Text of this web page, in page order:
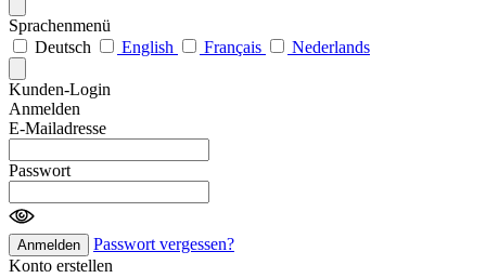
Sprachenmenü
Deutsch
English Français Nederlands
Kunden-Login
Anmelden
E-Mailadresse
Passwort
Anmelden
Passwort vergessen?
Konto erstellen